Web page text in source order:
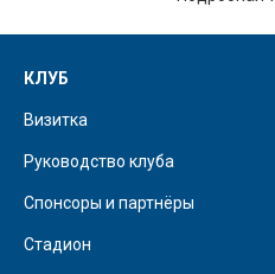
КЛУБ
Визитка
Руководство клуба
Спонсоры и партнёры
Стадион